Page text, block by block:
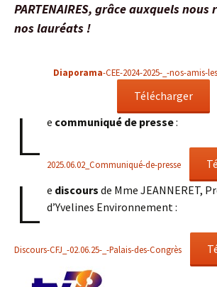
PARTENAIRES, grâce auxquels nous
nos lauréats !
Diaporama-CEE-2024-2025-_-nos-amis-
Télécharger
L e communiqué de presse:
2025.06.02_Communiqué-de-presse
L e discours de Mme JEANNERET,
d’Yvelines Environnement :
Discours-CFJ_-02.06.25-_-Palais-des-Congrès